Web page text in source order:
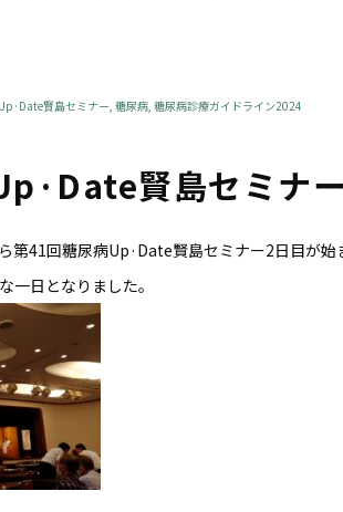
賢島セミナー 糖尿病 糖尿病診療ガイドライン2024
賢島セミナ
第41回糖尿病Up·Date賢島セミナー2日目が
一日となりました。